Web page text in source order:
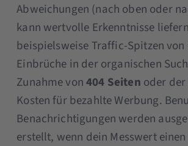
Abweichungen (nach oben oder
kann wertvolle Erkenntnisse
beispielsweise Traffic-Spitzen von
Einbrüche in der organischen
Zunahme von404 Seiten oder
Kosten für bezahlte Werbung.
Benachrichtigungen werden
erstellt, wenn dein Messwert